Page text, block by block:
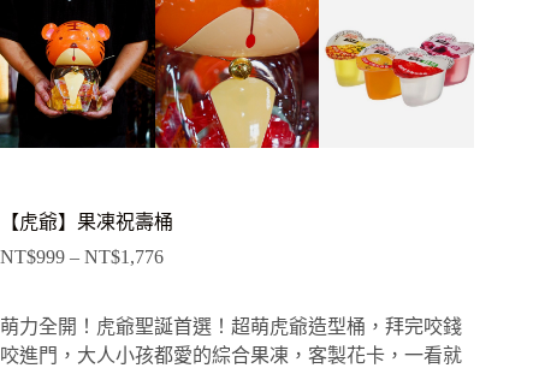
【虎爺】果凍祝壽桶
NT$999 – NT$1,776
萌力全開！虎爺聖誕首選！超萌虎爺造型桶，拜完咬錢
咬進門，大人小孩都愛的綜合果凍，客製花卡，一看就